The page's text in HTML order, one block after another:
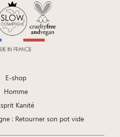
E-shop
Homme
Kanité
: Retourner son pot vide